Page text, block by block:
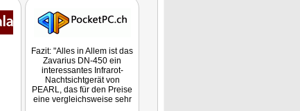
Fazit: "Alles in Allem ist das
Zavarius DN-450 ein
interessantes Infrarot-
Nachtsichtgerät von
PEARL, das für den Preise
eine vergleichsweise sehr